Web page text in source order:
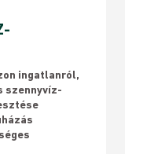
ingatlanról,
szennyvíz-